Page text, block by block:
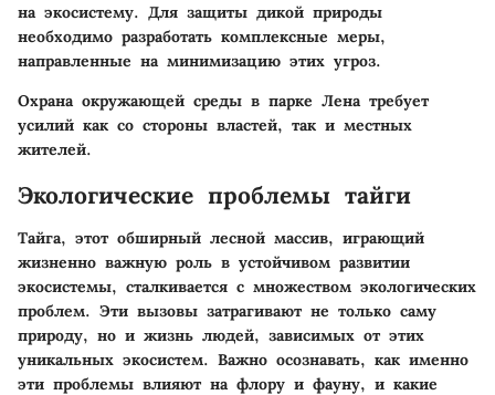
на экосистему. Для защиты дикой природы
необходимо разработать комплексные меры,
направленные на минимизацию этих угроз.
Охрана окружающей среды в парке Лена требует
усилий как со стороны властей, так и местных
жителей.
Экологические проблемы тайги
Тайга, этот обширный лесной массив, играющий
жизненно важную роль в устойчивом развитии
экосистемы, сталкивается с множеством экологических
проблем. Эти вызовы затрагивают не только саму
природу, но и жизнь людей, зависимых от этих
уникальных экосистем. Важно осознавать, как именно
эти проблемы влияют на флору и фауну, и какие